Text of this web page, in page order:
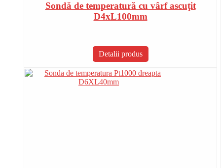
Sondă de temperatură cu vârf ascuţit
D4xL100mm
Detalii produs